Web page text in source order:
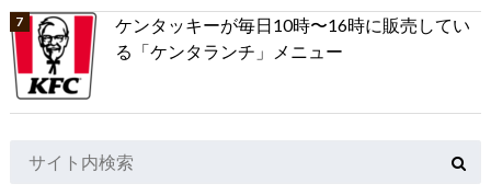
ケンタッキーが毎日10時〜16時に販売してい
る「ケンタランチ」メニュー